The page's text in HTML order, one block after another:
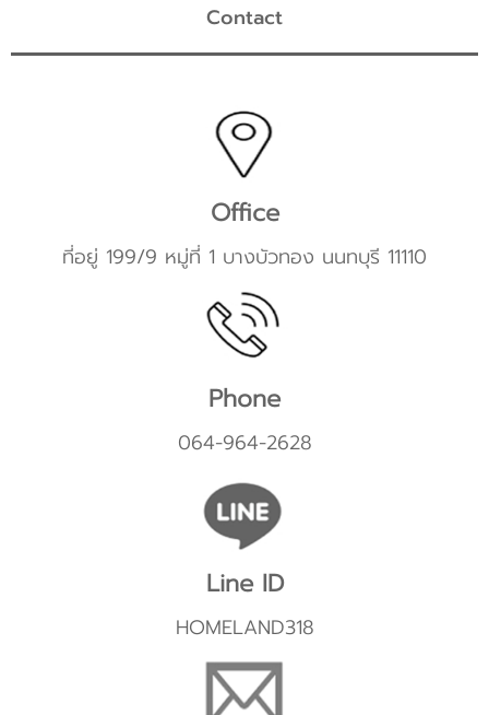
Contact
Office
ที่อยู่ 199/9 หมู่ที่ 1 บางบัวทอง นนทบุรี 11110
Phone
064-964-2628
Line ID
HOMELAND318